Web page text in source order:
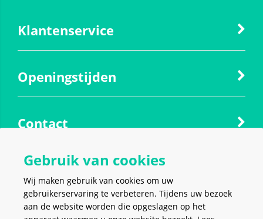
Klantenservice
Openingstijden
Contact
Social media
Gebruik van cookies
Wij maken gebruik van cookies om uw
gebruikerservaring te verbeteren. Tijdens uw bezoek
aan de website worden die opgeslagen op het